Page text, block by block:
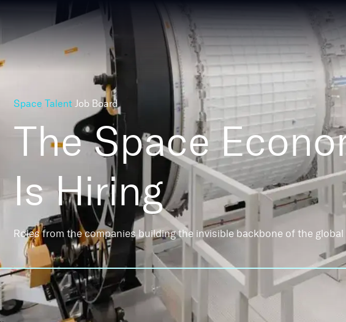
Space Talent Job Board
The Space
Is Hiring
Roles from the companies building the invisible backbone of the